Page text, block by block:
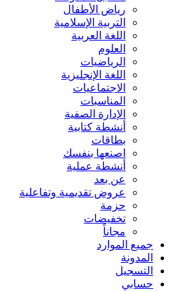
رياض الأطفال
التربية الإسلامية
اللغة العربية
العلوم
الرياضيات
اللغة الإنجليزية
الاجتماعيات
المناسبات
الإدارة الصفية
أنشطة كتابية
بطاقات
اصنعها بنفسك
أنشطة عملية
عن بعد
عروض تقديمية وتفاعلية
حزمة
تخفيضات
مجاناً
جميع الموارد
المدونة
التسجيل
حسابي